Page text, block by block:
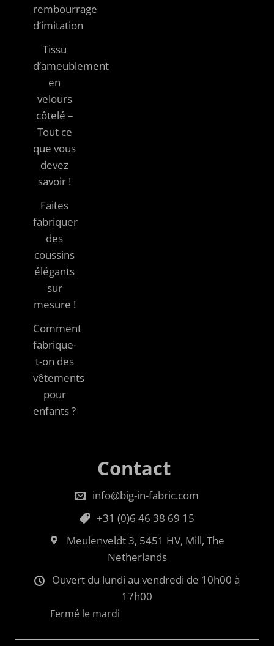
rembourrage
d’imitation
Tissu
d’ameublement
en
velours
côtelé –
Tout ce
que vous
devez
savoir !
Faites
fabriquer
des
coussins
élégants
sur
mesure !
Comment
fabrique-
t-on des
vêtements
pour
enfants ?
Contact
info@big-in-fabric.com
+31 (0)6 46 38 69 15
Meulenveldt 3, 5451 HV, Mill, The
Netherlands
Ouvert du lundi au vendredi de 10h00 à
17h00
Fermé le mardi